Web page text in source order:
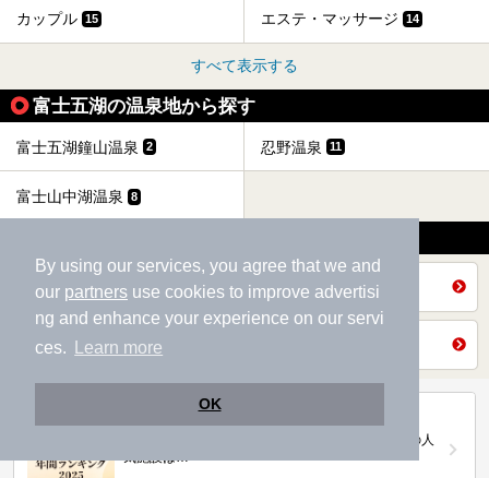
By using our services, you agree that we and
our partners use cookies to improve advertisi
ng and enhance your experience on our servi
ces.
Learn more
OK
カップル 15 エステ・マッサージ 14
すべて表示する
富士五湖の温泉地から探す
富士五湖鐘山温泉 2 忍野温泉 11
富士山中湖温泉 8
全国の施設から探す
第20回ニフティ温泉年間ランキング2025
全国約2.2万件の中から頂点に選ばれた、2025年の人